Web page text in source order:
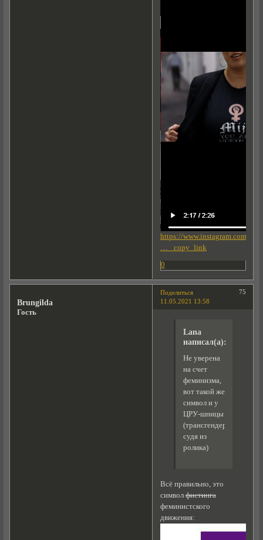
https://www.instagram.com/tv/
… _copy_link
0
Поделиться
75
11.05.2021 13:58
Brungilda
Гость
Lana
написал(а):
Не уверена
на счет
феминизма,
вот такой же
символ и у
ЦРУ-шницы
(трансгендера,
судя из
ролика)
Всё правильно, это
символ фистинга
феминистского
движения: